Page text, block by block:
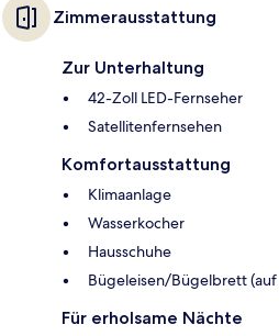
Zimmerausstattung
Zur Unterhaltung
42-Zoll LED-Fernseher
Satellitenfernsehen
Komfortausstattung
Klimaanlage
Wasserkocher
Hausschuhe
Bügeleisen/Bügelbrett
Für erholsame Nächte